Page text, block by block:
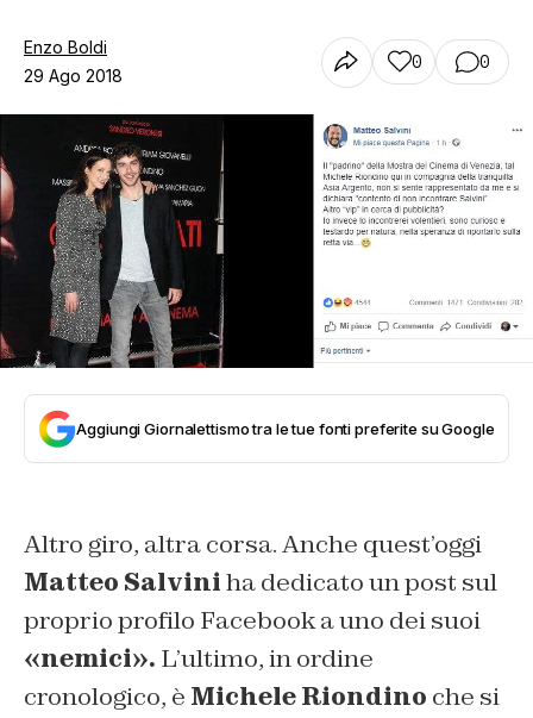
Contatti
Enzo Boldi
29 Ago 2018
0 0
Aggiungi Giornalettismo tra le tue fonti preferite su Google
Altro giro, altra corsa. Anche quest’oggi
Matteo Salviniha dedicato un post sul
proprio profilo Facebook a uno dei suoi
«nemici». L’ultimo, in ordine
cronologico, è Michele Riondino che si